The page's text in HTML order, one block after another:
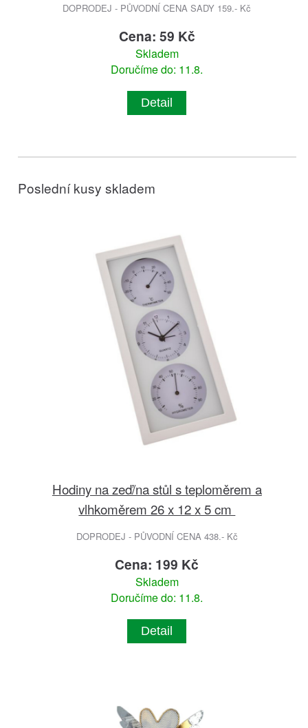
DOPRODEJ - PŮVODNÍ CENA SADY 159.- Kč
Cena: 59 Kč
Skladem
Doručíme do: 11.8.
Detail
Poslední kusy skladem
Hodiny na zeď/na stůl s teploměrem a
vlhkoměrem 26 x 12 x 5 cm
DOPRODEJ - PŮVODNÍ CENA 438.- Kč
Cena: 199 Kč
Skladem
Doručíme do: 11.8.
Detail